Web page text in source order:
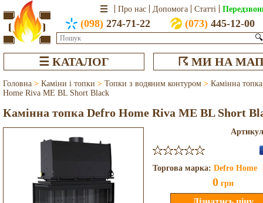
Про нас Допомога Статті
(098) 274-71-22 (073)445-12-00
🔍
☰ КАТАЛОГ ☈ МИ НА
Головна > Каміни і топки > Топки з водяним контуром > Камінна
Home Riva ME BL Short Black
Камінна топка Defro Home Riva ME BL Short
Торгова марка: Defro Home
0 грн